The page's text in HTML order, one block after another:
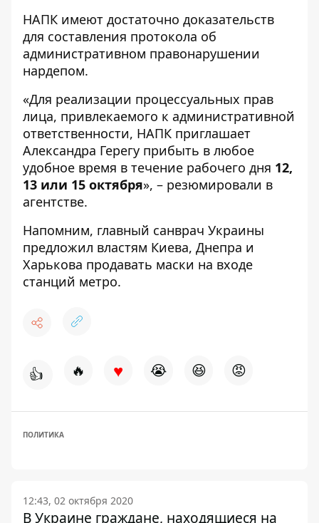
НАПК имеют достаточно доказательств
для составления протокола об
административном правонарушении
нардепом.
«Для реализации процессуальных прав
лица, привлекаемого к административной
ответственности, НАПК приглашает
Александра Герегу прибыть в любое
удобное время в течение рабочего дня 12,
13 или 15 октября», – резюмировали в
агентстве.
Напомним, главный санврач Украины
предложил властям Киева, Днепра и
Харькова продавать маски на входе
станций метро.
👍 🔥 ♥ 😭 😆 😡
ПОЛИТИКА
12:43, 02 октября 2020
В Украине граждане, находящиеся на